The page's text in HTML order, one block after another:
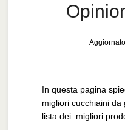
Aggiornato
In questa pagina
migliori cucchiaini
lista dei migliori